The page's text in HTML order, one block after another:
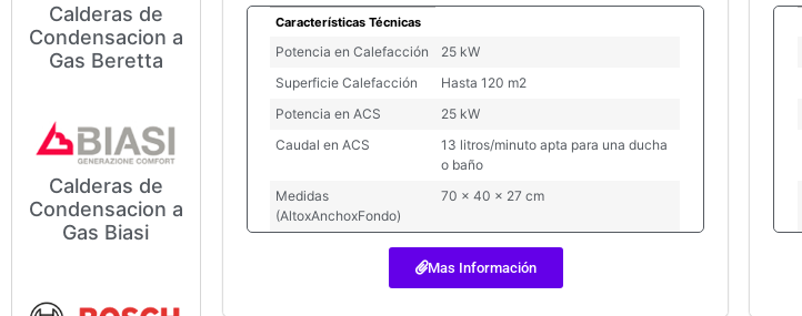
Calderas de
Condensacion a
Gas Beretta
Modelos y Precios de
Calderas de Condensación a
Calderas de
Condensacion a
Gas Biasi
Modelos y Precios de
Calderas de Condensación a
Características Técnicas
Potencia en Calefacción
25 kW
Superficie Calefacción
Hasta 120 m2
Potencia en ACS
25 kW
Caudal en ACS
13 litros/minuto apta para una ducha
o baño
Medidas
(AltoxAnchoxFondo)
70 x 40 x 27 cm
Mas Información